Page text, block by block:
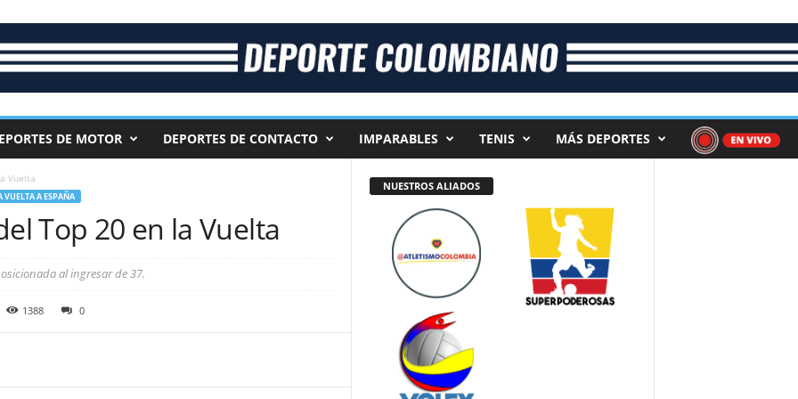
DE MOTOR DEPORTES DE CONTACTO IMPARABLES TENIS MÁS DEPORTES
Vuelta
VUELTA A ESPAÑA
Top 20 en la Vuelta
al ingresar de 37.
1388 0
NUESTROS ALIADOS